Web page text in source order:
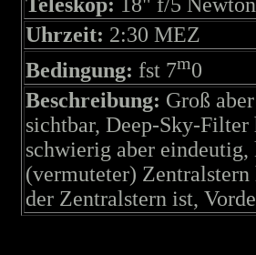
Uhrzeit: 2:30 MEZ
Bedingung: fst 7m0
Beschreibung: Groß
sichtbar, Deep-Sky-
schwierig aber
(vermuteter) Zentralstern
der Zentralstern ist,